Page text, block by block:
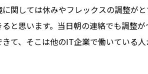
に関しては休みやフレックスの調整が
と思います。当日朝の連絡でも調整
て、そこは他のIT企業で働いている